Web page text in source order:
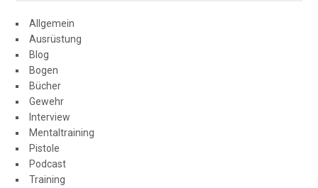
Allgemein
Ausrüstung
Blog
Bogen
Bücher
Gewehr
Interview
Mentaltraining
Pistole
Podcast
Training